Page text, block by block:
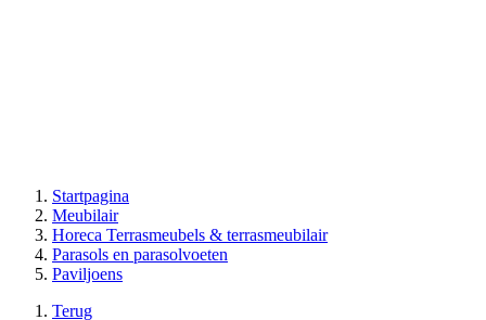
Startpagina
Meubilair
Horeca Terrasmeubels & terrasmeubilair
Parasols en parasolvoeten
Paviljoens
Terug